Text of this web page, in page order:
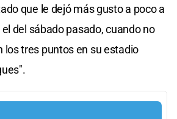
que le dejó más gusto a poco a
del sábado pasado, cuando no
los tres puntos en su estadio